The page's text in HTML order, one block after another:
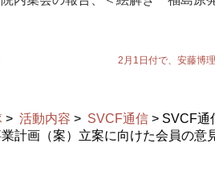
2月1日付で、安藤博
> 活動内容 > SVCF通信 > SVCF通
計画（案）立案に向けた会員の意